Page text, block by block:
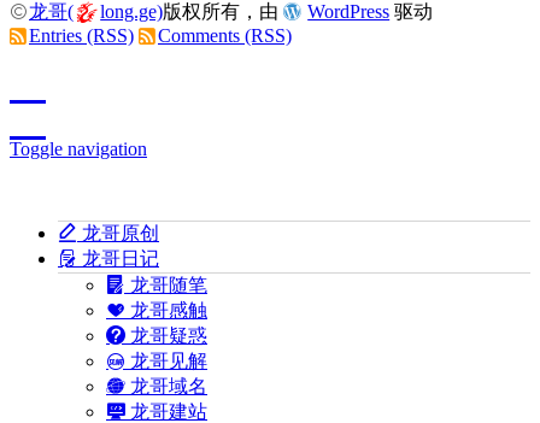
龙哥( long.ge)版权所有，由 WordPress 驱动
Entries (RSS)
Comments (RSS)
Toggle navigation
龙哥原创
龙哥日记
龙哥随笔
龙哥感触
龙哥疑惑
龙哥见解
龙哥域名
龙哥建站